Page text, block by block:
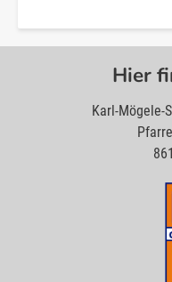
Hier
Karl-Mögele-